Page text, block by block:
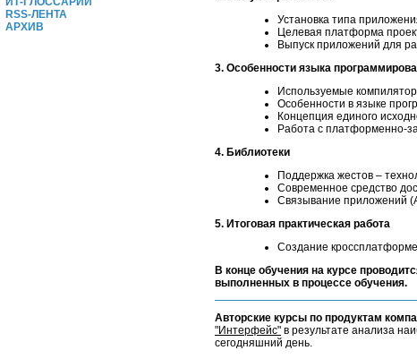
RSS-ЛЕНТА
АРХИВ
Установка типа
Целевая платформа
Выпуск приложений для
3. Особенности языка
Используемые
Особенности в языке
Концепция единого
Работа с платформенно-
4. Библиотеки
Поддержка жестов –
Современное средство
Связывание приложений
5. Итоговая практическая работа
Создание
В конце обучения на курсе
выполненных в процессе обучения.
Авторские курсы по продуктам
"Интерфейс" в результате анализа
сегодняшний день.